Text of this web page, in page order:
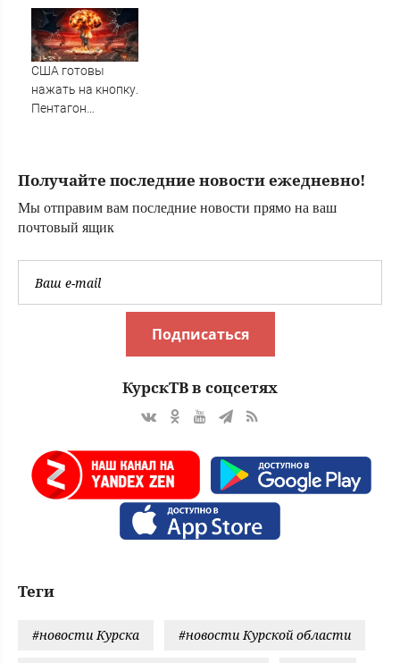
главных проблем
пациентов ОМС и
способы их
решения
США готовы
нажать на кнопку.
Пентагон
грани?
Получайте последние новости ежедневно!
Мы отправим вам последние новости прямо на ваш
почтовый ящик
Подписаться
КурскТВ в соцсетях
Теги
#новости Курска #новости Курской области